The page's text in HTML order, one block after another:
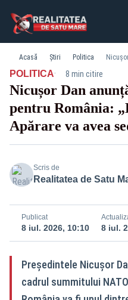
Acasă Știri Politica
POLITICA· 8 min citire
Nicușor Dan
pentru România:
Apărare va avea
Scris de
Realitatea de Satu
Publicat
8 iul. 2026, 10:10 8 iul.
Președintele Nicușor
cadrul summitului